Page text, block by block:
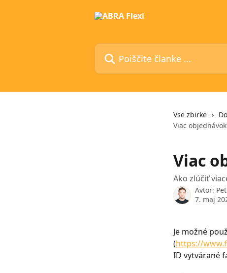
Poiščite članke ...
Vse zbirke
Viac
Viac
Ako zlúčiť
Avtor:
7. maj
Je možné
(https://
ID vytvárané